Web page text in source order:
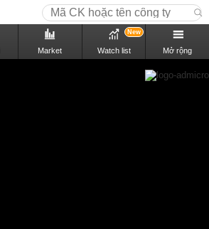
Market Watch list
New
Mở rộng